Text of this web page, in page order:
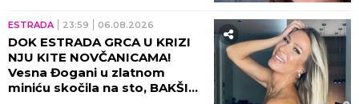
ESTRADA 23:59 06.08.2026
DOK ESTRADA GRCA U KRIZI
NJU KITE NOVČANICAMA!
Vesna Đogani u zlatnom
miniću skočila na sto, BAKŠIŠ